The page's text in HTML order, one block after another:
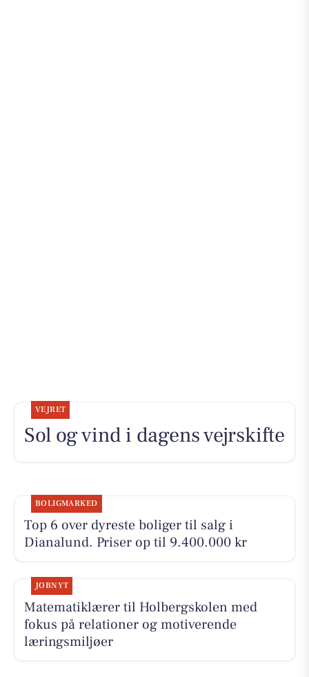
VEJRET
Sol og vind i dagens vejrskifte
BOLIGMARKED
Top 6 over dyreste boliger til salg i
Dianalund. Priser op til 9.400.000 kr
JOBNYT
Matematiklærer til Holbergskolen med
fokus på relationer og motiverende
læringsmiljøer